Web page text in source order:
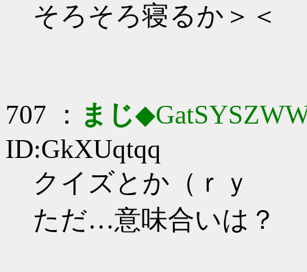
そろそろ寝るか＞＜
707 ： まじ
ID:GkXUqtqq
クイズとか（ｒｙ
ただ…意味合いは？